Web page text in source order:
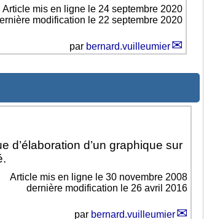
Article mis en ligne le24 septembre 2020
modification le 22 septembre 2020
par bernard.vuilleumier
d’élaboration d’un graphique sur
Article mis en ligne le30 novembre 2008
dernière modification le 26 avril 2016
par bernard.vuilleumier